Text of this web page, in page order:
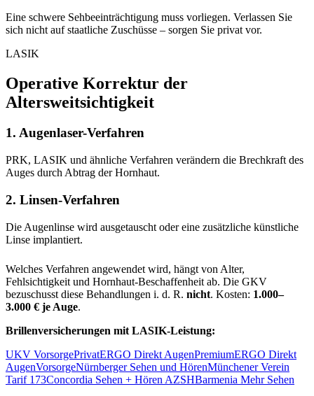
Eine schwere Sehbeeinträchtigung muss vorliegen. Verlassen Sie
sich nicht auf staatliche Zuschüsse – sorgen Sie privat vor.
LASIK
Operative Korrektur der
Altersweitsichtigkeit
1. Augenlaser-Verfahren
PRK, LASIK und ähnliche Verfahren verändern die Brechkraft des
Auges durch Abtrag der Hornhaut.
2. Linsen-Verfahren
Die Augenlinse wird ausgetauscht oder eine zusätzliche künstliche
Linse implantiert.
Welches Verfahren angewendet wird, hängt von Alter,
Fehlsichtigkeit und Hornhaut-Beschaffenheit ab. Die GKV
bezuschusst diese Behandlungen i. d. R. nicht. Kosten: 1.000–
3.000 € je Auge.
Brillenversicherungen mit LASIK-Leistung:
UKV VorsorgePrivatERGO Direkt AugenPremiumERGO Direkt
AugenVorsorgeNürnberger Sehen und HörenMünchener Verein
Tarif 173Concordia Sehen + Hören AZSHBarmenia Mehr Sehen